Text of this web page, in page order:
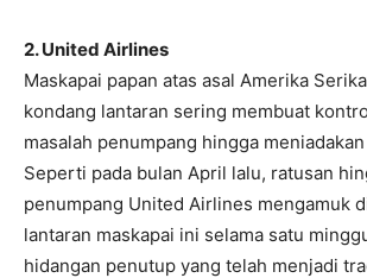
2. United Airlines
Maskapai papan atas asal Amerika
kondang lantaran sering membuat
masalah penumpang hingga
Seperti pada bulan April lalu, ratusan
penumpang United Airlines mengamuk
lantaran maskapai ini selama satu
hidangan penutup yang telah menjadi